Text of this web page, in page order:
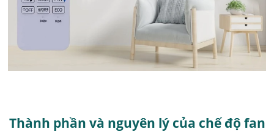
Thành phần và nguyên lý của chế độ fan